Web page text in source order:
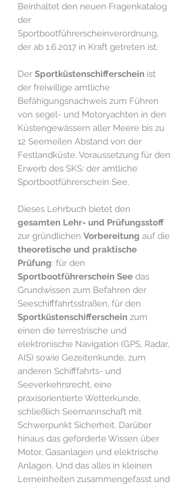
Beinhaltet den neuen Fragenkatalog
der
Sportbootführerscheinverordnung,
der ab 1.6.2017 in Kraft getreten ist.
Der Sportküstenschifferschein ist
der freiwillige amtliche
Befähigungsnachweis zum Führen
von segel- und Motoryachten in den
Küstengewässern aller Meere bis zu
12 Seemeilen Abstand von der
Festlandküste. Voraussetzung für den
Erwerb des SKS: der amtliche
Sportbootführerschein See.
Dieses Lehrbuch bietet den
gesamten Lehr- und Prüfungsstoff
zur gründlichen Vorbereitung auf die
theoretische und praktische
Prüfung: für den
Sportbootführerschein See das
Grundwissen zum Befahren der
Seeschifffahrtsstraßen, für den
Sportküstenschifferschein zum
einen die terrestrische und
elektronische Navigation (GPS, Radar,
AIS) sowie Gezeitenkunde, zum
anderen Schifffahrts- und
Seeverkehrsrecht, eine
praxisorientierte Wetterkunde,
schließlich Seemannschaft mit
Schwerpunkt Sicherheit. Darüber
hinaus das geforderte Wissen über
Motor, Gasanlagen und elektrische
Anlagen. Und das alles in kleinen
Lerneinheiten zusammengefasst und